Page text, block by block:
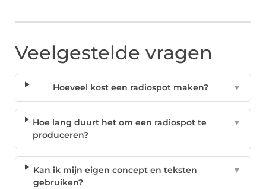
Veelgestelde vragen
Hoeveel kost een radiospot maken? ▼
Hoe lang duurt het om een radiospot te
produceren?
▼
Kan ik mijn eigen concept en teksten
gebruiken?
▼